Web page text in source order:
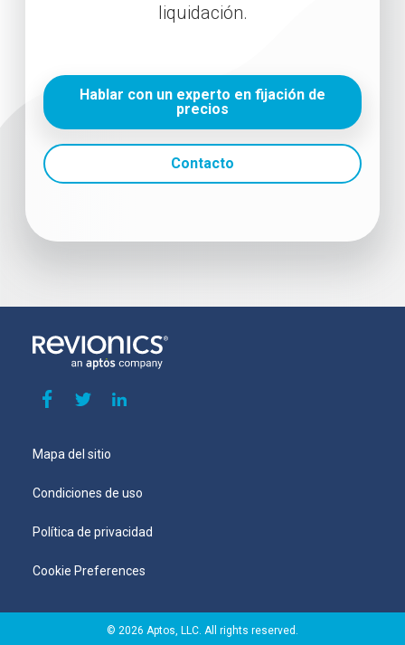
liquidación.
Hablar con un experto en fijación de
precios
Contacto
Mapa del sitio
Condiciones de uso
Política de privacidad
Cookie Preferences
© 2026 Aptos, LLC. All rights reserved.